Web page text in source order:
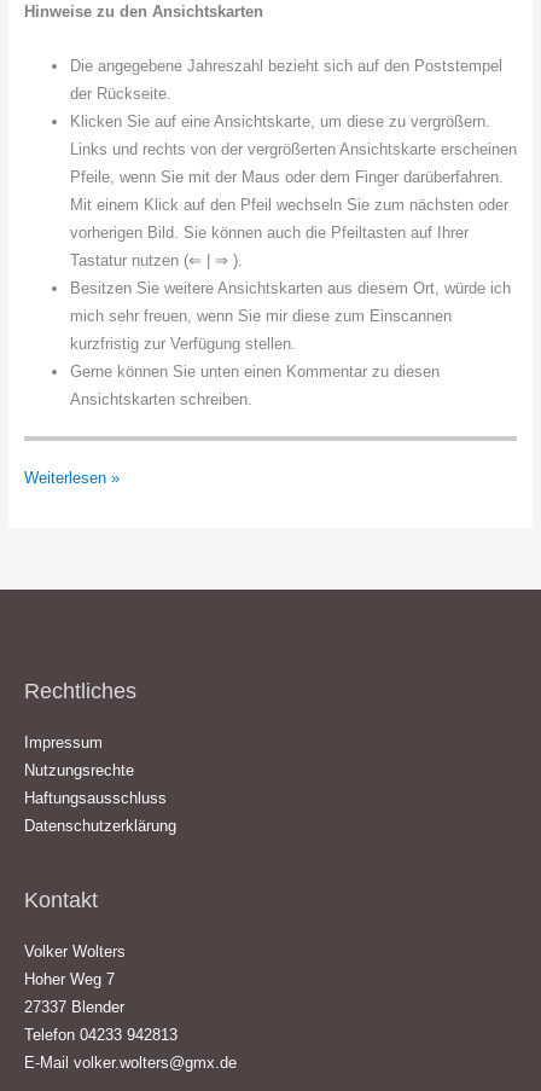
Hinweise zu den Ansichtskarten
Die angegebene Jahreszahl bezieht sich auf den Poststempel
der Rückseite.
Klicken Sie auf eine Ansichtskarte, um diese zu vergrößern.
Links und rechts von der vergrößerten Ansichtskarte erscheinen
Pfeile, wenn Sie mit der Maus oder dem Finger darüberfahren.
Mit einem Klick auf den Pfeil wechseln Sie zum nächsten oder
vorherigen Bild. Sie können auch die Pfeiltasten auf Ihrer
Tastatur nutzen (⇐ | ⇒ ).
Besitzen Sie weitere Ansichtskarten aus diesem Ort, würde ich
mich sehr freuen, wenn Sie mir diese zum Einscannen
kurzfristig zur Verfügung stellen.
Gerne können Sie unten einen Kommentar zu diesen
Ansichtskarten schreiben.
Fischerhude
Weiterlesen »
Rechtliches
Impressum
Nutzungsrechte
Haftungsausschluss
Datenschutzerklärung
Kontakt
Volker Wolters
Hoher Weg 7
27337 Blender
Telefon 04233 942813
E-Mail volker.wolters@gmx.de